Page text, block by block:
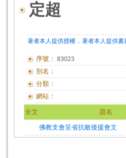
定超
著者本人提供授權 ． 著者本人提供書
序號： 83023
別名：
分類：
網站：
全文 題名
佛教支會呈省抗敵後援會文